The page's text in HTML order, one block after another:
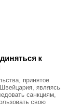
к
принятое
являясь
санкциям,
свою